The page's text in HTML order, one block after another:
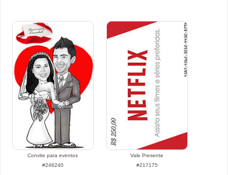
Convite para eventos
#246240
Vale Presente
#217175